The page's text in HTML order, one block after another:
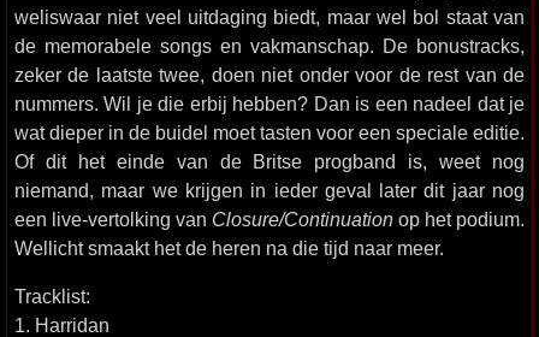
weliswaar niet veel uitdaging biedt, maar wel bol staat van
de memorabele songs en vakmanschap. De bonustracks,
zeker de laatste twee, doen niet onder voor de rest van de
nummers. Wil je die erbij hebben? Dan is een nadeel dat je
wat dieper in de buidel moet tasten voor een speciale editie.
Of dit het einde van de Britse progband is, weet nog
niemand, maar we krijgen in ieder geval later dit jaar nog
een live-vertolking van Closure/Continuation op het podium.
Wellicht smaakt het de heren na die tijd naar meer.
Tracklist:
1. Harridan